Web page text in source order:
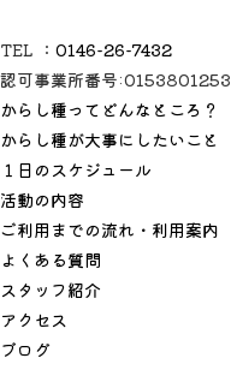
TEL ： 0146-26-7432
認可事業所番号:0153801253
からし種ってどんなところ？
からし種が大事にしたいこと
１日のスケジュール
活動の内容
ご利用までの流れ・利用案内
よくある質問
スタッフ紹介
アクセス
ブログ